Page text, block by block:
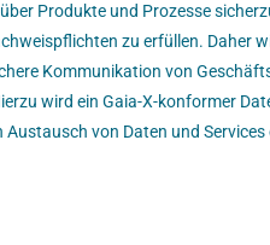
Produkte und Prozesse
zu erfüllen. Daher
Kommunikation von
wird ein Gaia-X-konformer
von Daten und Services